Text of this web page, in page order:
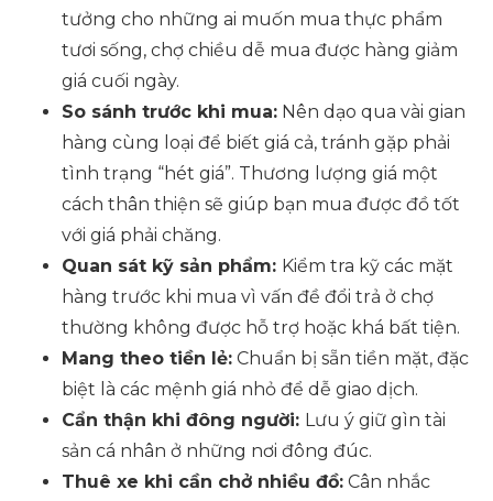
tưởng cho những ai muốn mua thực phẩm
tươi sống, chợ chiều dễ mua được hàng giảm
giá cuối ngày.
So sánh trước khi mua: Nên dạo qua vài gian
hàng cùng loại để biết giá cả, tránh gặp phải
tình trạng “hét giá”. Thương lượng giá một
cách thân thiện sẽ giúp bạn mua được đồ tốt
với giá phải chăng.
Quan sát kỹ sản phẩm: Kiểm tra kỹ các mặt
hàng trước khi mua vì vấn đề đổi trả ở chợ
thường không được hỗ trợ hoặc khá bất tiện.
Mang theo tiền lẻ: Chuẩn bị sẵn tiền mặt, đặc
biệt là các mệnh giá nhỏ để dễ giao dịch.
Cẩn thận khi đông người: Lưu ý giữ gìn tài
sản cá nhân ở những nơi đông đúc.
Thuê xe khi cần chở nhiều đồ: Cân nhắc